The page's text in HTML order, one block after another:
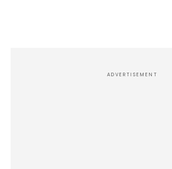
ADVERTISEMENT